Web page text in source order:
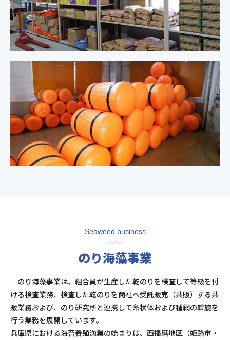
Seaweed business
のり海藻事業
のり海藻事業は、組合員が生産した乾のりを検査して等級を付
ける検査業務、検査した乾のりを商社へ受託販売（共販）する共
販業務および、のり研究所と連携して糸状体および種網の斡旋を
行う業務を展開しています。
兵庫県における海苔養殖漁業の始まりは、西播磨地区（姫路市・